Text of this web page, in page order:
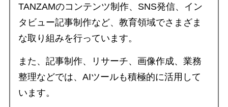
TANZAMのコンテンツ制作、SNS発信、イン
タビュー記事制作など、教育領域でさまざま
な取り組みを行っています。
また、記事制作、リサーチ、画像作成、業務
整理などでは、AIツールも積極的に活用して
います。